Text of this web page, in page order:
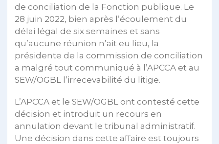
de conciliation de la Fonction publique. Le
28 juin 2022, bien après l’écoulement du
délai légal de six semaines et sans
qu’aucune réunion n’ait eu lieu, la
présidente de la commission de conciliation
a malgré tout communiqué à l’APCCA et au
SEW/OGBL l’irrecevabilité du litige.
L’APCCA et le SEW/OGBL ont contesté cette
décision et introduit un recours en
annulation devant le tribunal administratif.
Une décision dans cette affaire est toujours